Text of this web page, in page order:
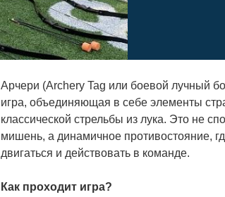
Арчери (Archery Tag или боевой лучный
игра, объединяющая в себе элементы
классической стрельбы из лука. Это не
мишень, а динамичное противостояние,
двигаться и действовать в команде.
Как проходит игра?